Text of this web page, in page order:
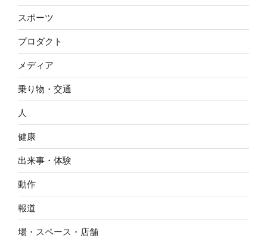
スポーツ
プロダクト
メディア
乗り物・交通
人
健康
出来事・体験
動作
報道
場・スペース・店舗